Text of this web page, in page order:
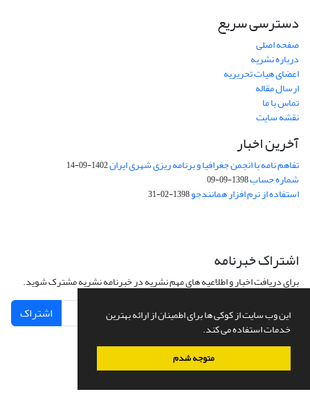
این وب سایت از کوکی ها برای اطمینان از ارائه بهترین
خدمات استفاده می کند.
متوجه شدم
دسترسی سریع
صفحه اصلی
درباره نشریه
اعضای هیات تحریریه
ارسال مقاله
تماس با ما
نقشه سایت
آخرین اخبار
تفاهم نامه با انجمن جغرافیا و برنامه ریزی شهری ایران1402-09-14
شماره حساب1398-09-09
استفاده از نرم افزار همانندجو1398-02-31
اشتراک خبرنامه
برای دریافت اخبار و اطلاعیه های مهم نشریه در خبرنامه نشریه مشترک شوید.
اشتراک
سامانه مدیریت نشریات علمی.طراحی و پیاده سازی ازسیناوب